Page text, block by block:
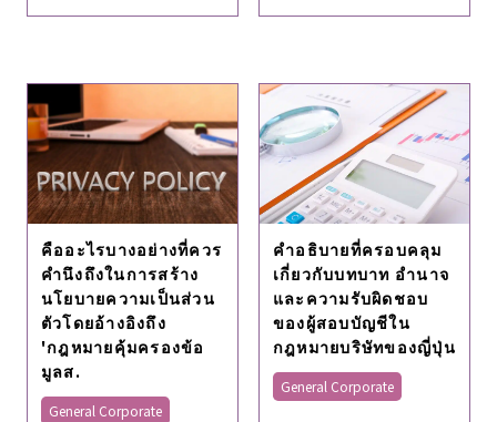
คืออะไรบางอย่างที่ควร
คำนึงถึงในการสร้าง
นโยบายความเป็นส่วน
ตัวโดยอ้างอิงถึง
'กฎหมายคุ้มครองข้อ
มูลส.
General Corporate
คําอธิบายที่ครอบคลุม
เกี่ยวกับบทบาท อํานาจ
และความรับผิดชอบ
ของผู้สอบบัญชีใน
กฎหมายบริษัทของญี่ปุ่น
General Corporate